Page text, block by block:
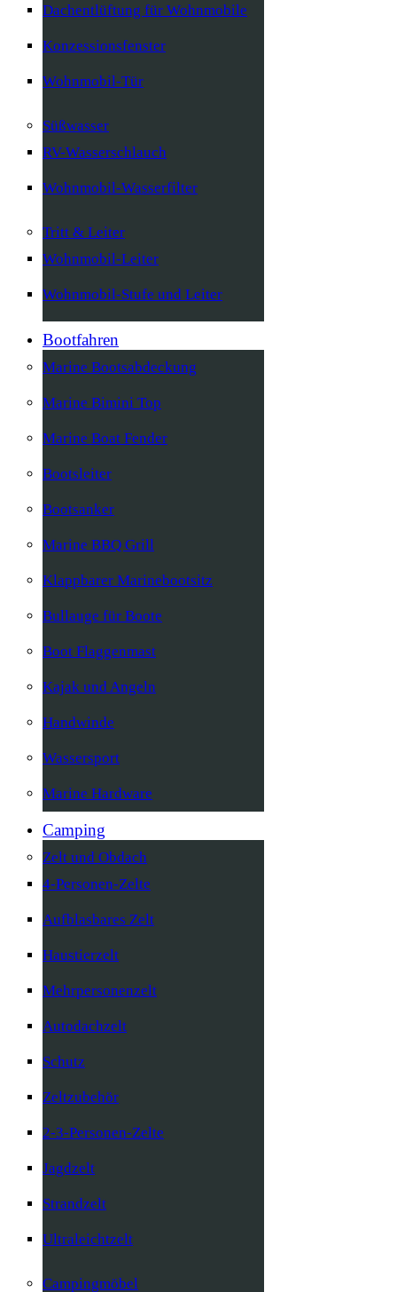
Dachentlüftung für Wohnmobile
Konzessionsfenster
Wohnmobil-Tür
Süßwasser
RV-Wasserschlauch
Wohnmobil-Wasserfilter
Tritt & Leiter
Wohnmobil-Leiter
Wohnmobil-Stufe und Leiter
Bootfahren
Marine Bootsabdeckung
Marine Bimini Top
Marine Boat Fender
Bootsleiter
Bootsanker
Marine BBQ Grill
Klappbarer Marinebootsitz
Bullauge für Boote
Boot Flaggenmast
Kajak und Angeln
Handwinde
Wassersport
Marine Hardware
Camping
Zelt und Obdach
4-Personen-Zelte
Aufblasbares Zelt
Haustierzelt
Mehrpersonenzelt
Autodachzelt
Schutz
Zeltzubehör
2-3-Personen-Zelte
Jagdzelt
Strandzelt
Ultraleichtzelt
Campingmöbel